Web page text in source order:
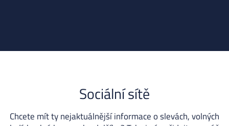
Sociální sítě
Chcete mít ty nejaktuálnější informace o slevách, volných